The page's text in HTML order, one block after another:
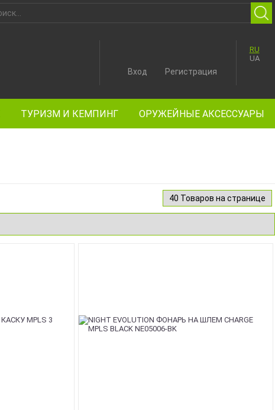
RU
UA
Вход Регистрация
ТУРИЗМ И КЕМПИНГ ОРУЖЕЙНЫЕ АКСЕССУАРЫ